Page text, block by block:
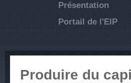
Présentation
Portail de l'EIP
Produire du